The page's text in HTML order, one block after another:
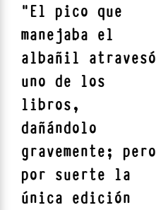
"El pico que
manejaba el
albañil atravesó
uno de los
libros,
dañándolo
gravemente; pero
por suerte la
única edición